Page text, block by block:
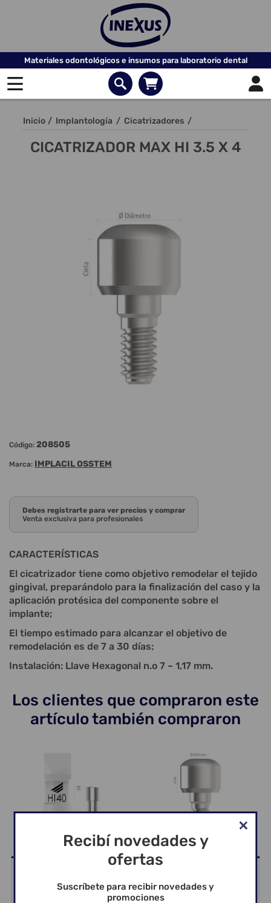
Materiales odontológicos e insumos para laboratorio dental
Inicio / Implantología / Cicatrizadores /
CICATRIZADOR MAX HI 3.5 X 4
Código: 208505
Marca: IMPLACIL OSSTEM
Debes registrarte para ver precios y comprar
Venta exclusiva para profesionales
CARACTERÍSTICAS
El cicatrizador tiene como objetivo remodelar el tejido
gingival, preparándolo para la finalización del caso y la
aplicación protésica del componente sobre el
implante;
El tiempo estimado para alcanzar el objetivo de
remodelación es de 7 a 30 días;
Instalación: Llave Hexagonal n.o 7 – 1,17 mm.
Los clientes que compraron este
artículo también compraron
TRANSFER DIGITAL HI 3.5
CICATRIZADOR MAX HI 3.5
Recibí novedades y
ofertas
Suscríbete para recibir novedades y
promociones